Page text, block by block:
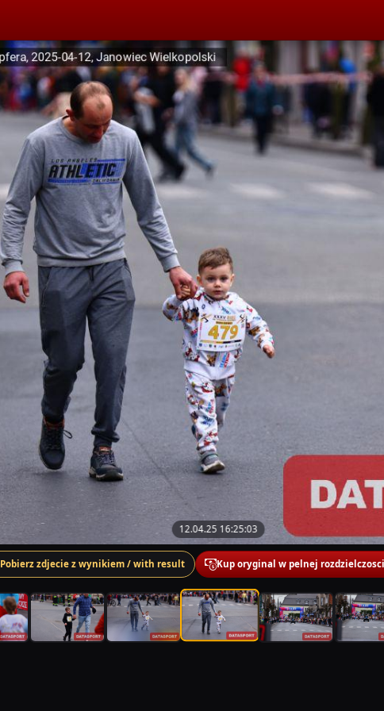
12.04.25 16:25:03
Pobierz zdjecie z wynikiem / with result Kup oryginal w pelnej rozdzielczosci